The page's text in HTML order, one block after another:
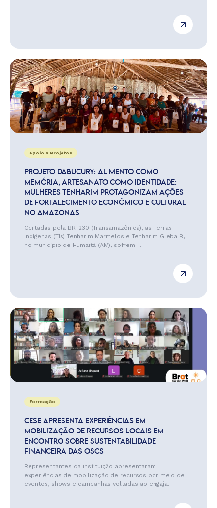
Apoio a Projetos
PROJETO DABUCURY: ALIMENTO COMO
MEMÓRIA, ARTESANATO COMO IDENTIDADE:
MULHERES TENHARIM PROTAGONIZAM AÇÕES
DE FORTALECIMENTO ECONÔMICO E CULTURAL
NO AMAZONAS
Cortadas pela BR-230 (Transamazônica), as Terras
Indígenas (TIs) Tenharim Marmelos e Tenharim Gleba B,
no município de Humaitá (AM), sofrem ...
Formação
CESE APRESENTA EXPERIÊNCIAS EM
MOBILIZAÇÃO DE RECURSOS LOCAIS EM
ENCONTRO SOBRE SUSTENTABILIDADE
FINANCEIRA DAS OSCS
Representantes da instituição apresentaram
experiências de mobilização de recursos por meio de
eventos, shows e campanhas voltadas ao engaja...